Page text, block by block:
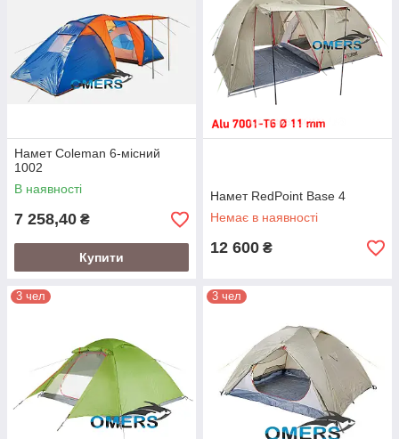
Намет Coleman 6-місний
1002
В наявності
7 258,40 ₴
Купити
Намет RedPoint Base 4
Немає в наявності
12 600 ₴
3 чел 3 чел